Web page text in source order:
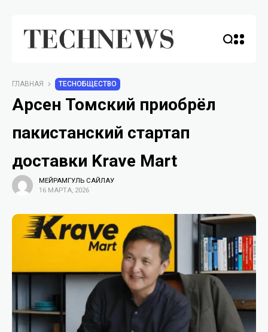
ГЛАВНАЯ TECHОБЩЕСТВО
Арсен Томский приобрёл
пакистанский стартап
доставки Krave Mart
МЕЙРАМГУЛЬ САЙЛАУ
16 МАРТА, 2026